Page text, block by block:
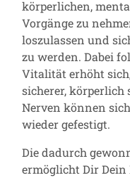
körperlichen,
Vorgänge zu
loszulassen und
zu werden. Dabei
Vitalität erhöht
sicherer, körperlich
Nerven können
wieder gefestigt.
Die dadurch
ermöglicht Dir Dein